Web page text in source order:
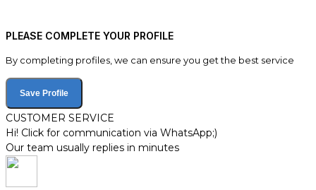
PLEASE COMPLETE YOUR PROFILE
By completing profiles, we can ensure you get the best service
Save Profile
CUSTOMER SERVICE
Hi! Click for communication via WhatsApp;)
Our team usually replies in minutes